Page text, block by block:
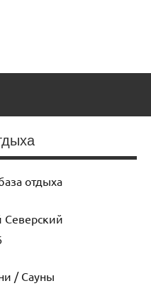
отдыха
Северский
/ Сауны